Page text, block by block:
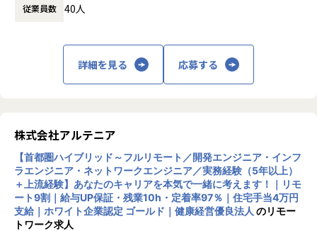
運用保守 → 構築 → 設計 → クラウド
件を決定します。
「構築に行きたい」「クラウドに挑戦したい」などの希望を
前提にアサインを行います。
＜主な開発案件事例＞
使用スキル：DjangoFW・Python
担当工程：調査・要件定義・基本設計・詳細設計・構築・製
造・テスト・リリース
担当者：30代後半・男性・入社4年目
長を通じてビジネス変革を実現することを目
主な事業は、プロジェクトマネジメント、ソ
フトウェア開発、インフラソリューション開
発です。官公庁向けのMicrosoft 365移行（1
大規模案件の実績があります。近年は生成AI
関連プロジェクトにも注力しています。
リモートワーク率90％、有給取得率80％以
上、育休取得率100％と、働きやすい環境づ
くりにも力を入れています。住宅手当や資格
取得支援、技術書購入補助など福利厚生も充
従業員数 40人
詳細を見る 応募する
株式会社アルテニア
【首都圏ハイブリッド～フルリモート／開発エンジニア・インフ
ラエンジニア・ネットワークエンジニア／実務経験（5年以上）
＋上流経験】あなたのキャリアを本気で一緒に考えます！｜リモ
ート9割｜給与UP保証・残業10h・定着率97％｜住宅手当4万円
支給｜ホワイト企業認定 ゴールド｜健康経営優良法人 のリモー
トワーク求人